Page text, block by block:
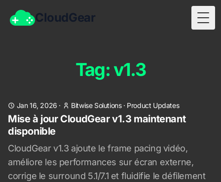
CloudGear
Tag: v1.3
Jan 16, 2026 · Bitwise Solutions· Product Updates
Mise à jour CloudGear v1.3 maintenant
disponible
CloudGear v1.3 ajoute le frame pacing vidéo,
améliore les performances sur écran externe,
corrige le surround 5.1/7.1 et fluidifie le défilement